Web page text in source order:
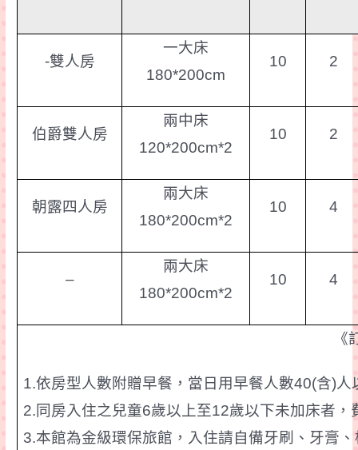
-雙人房
一大床
180*200cm
10 2
伯爵雙人房
兩中床
120*200cm*2
10 2
朝露四人房
兩大床
180*200cm*2
10 4
–
兩大床
180*200cm*2
10 4
《
1.依房型人數附贈早餐，當日用早餐人數40(含)人
2.同房入住之兒童6歲以上至12歲以下未加床者
3.本館為金級環保旅館， 入住請自備牙刷、牙膏